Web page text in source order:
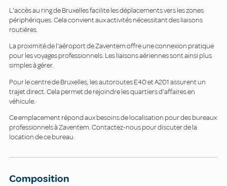
L'accès au ring de Bruxelles facilite les déplacements vers les zones
périphériques. Cela convient aux activités nécessitant des liaisons
routières.
La proximité de l'aéroport de Zaventem offre une connexion pratique
pour les voyages professionnels. Les liaisons aériennes sont ainsi plus
simples à gérer.
Pour le centre de Bruxelles, les autoroutes E40 et A201 assurent un
trajet direct. Cela permet de rejoindre les quartiers d'affaires en
véhicule.
Ce emplacement répond aux besoins de localisation pour des bureaux
professionnels à Zaventem. Contactez-nous pour discuter de la
location de ce bureau.
Composition